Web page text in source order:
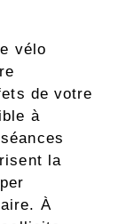
vélo
de votre
à
la
À